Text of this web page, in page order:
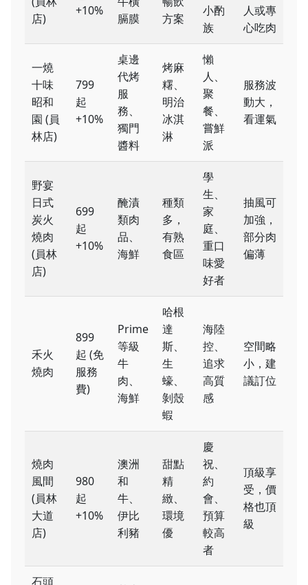
店)
+10%
膈膜
方案
小酌
族
人或專
心吃肉
一燒
十味
昭和
園 (員
林店)
799
起
+10%
桌邊
代烤
服
務、
獨門
醬料
烤麻
糬、
明治
冰淇
淋
懶
人、
聚
餐、
嘗鮮
派
服務波
動大，
看運氣
野宴
日式
炭火
燒肉
(員林
店)
699
起
+10%
醃漬
類肉
品、
海鮮
種類
多，
有熟
食區
學
生、
家
庭、
重口
味愛
好者
抽風可
加強，
部分肉
偏薄
禾火
燒肉
899
起 (免
服務
費)
Prime
等級
牛
肉、
海鮮
哈根
達
斯、
生
蠔、
剝殼
蝦
海陸
控、
追求
高質
感
空間略
小，建
議訂位
燒肉
風間
(員林
大道
店)
980
起
+10%
澳洲
和
牛、
伊比
利豬
甜點
精
緻、
環境
優
慶
祝、
約
會、
預算
較高
者
頂級享
受，價
格也頂
級
石頭